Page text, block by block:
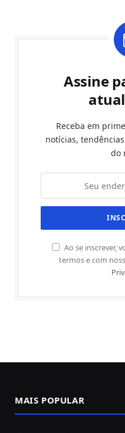
Assine
Receba em
notícias,
do
Ao se inscrever,
termos e com
MAIS POPULAR